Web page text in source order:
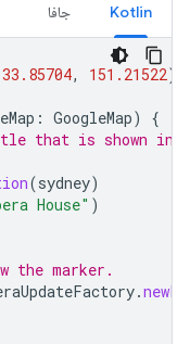
Kotlin جافا
33.85704, 151.21522)
: GoogleMap)
{
that is shown in
(sydney)
House" )
the marker.
.